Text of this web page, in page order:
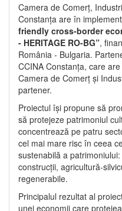
Camera de Comerț,
Constanța are în
friendly cross-border
- HERITAGE RO-BG”,
România - Bulgaria.
CCINA Constanța, care
Camera de Comerț și
partener.
Proiectul își propune să
să protejeze patrimoniul
concentrează pe patru
cel mai mare risc în ceea
sustenabilă a
construcții, agricultură-
regenerabile.
Principalul rezultat al
unei economii care